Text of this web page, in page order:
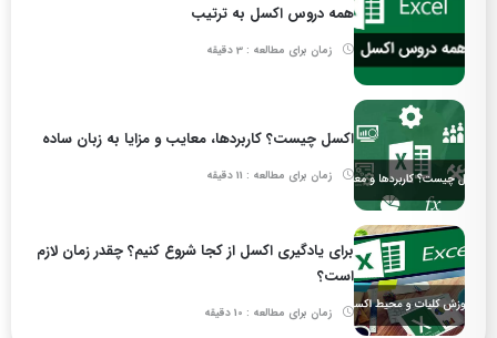
همه دروس اکسل به ترتیب
زمان برای مطالعه : 3 دقیقه
اکسل چیست؟ کاربردها، معایب و مزایا به زبان ساده
زمان برای مطالعه : 11 دقیقه
برای یادگیری اکسل از کجا شروع کنیم؟ چقدر زمان لازم
است؟
زمان برای مطالعه : 10 دقیقه